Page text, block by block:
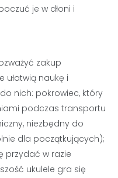
je w dłoni i
zakup
ułatwią naukę i
nich: pokrowiec, który
podczas transportu
niezbędny do
dla początkujących);
przydać w razie
ukulele gra się